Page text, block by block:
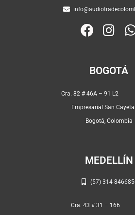
F
e
o
o
k
I
t
g
r
a p
BOGOTÁ
Cra. 82 # 46A – 91
Empresarial San
Bogotá, Colombia
MEDELLÍN
(57) 314
Cra. 43 # 31 –